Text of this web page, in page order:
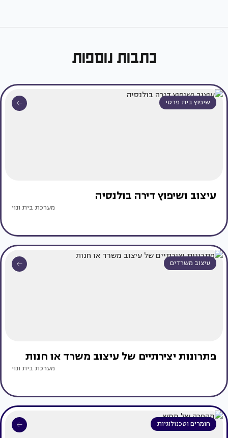
כתבות נוספות
שיפוץ בית פרטי
עיצוב ושיפוץ דירה בולנסיה
מערכת בית ונוי
עיצוב משרדים
פתרונות יצירתיים של עיצוב משרד או חנות
מערכת בית ונוי
חומרים וטכנולוגיות